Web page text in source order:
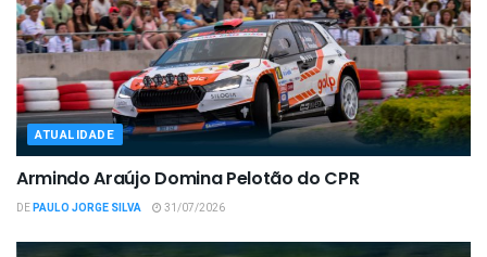
ATUALIDADE
Armindo Araújo Domina Pelotão do CPR
DEPAULO JORGE SILVA 31/07/2026